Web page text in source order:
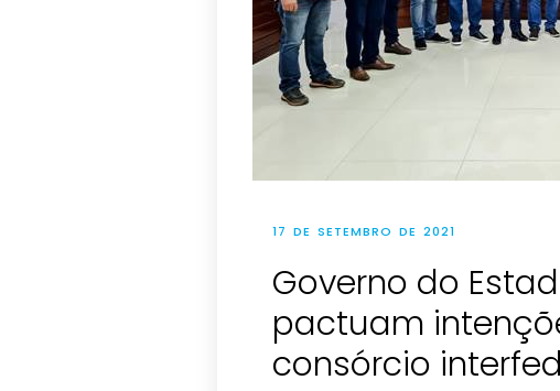
17 DE SETEMBRO DE 2021
Governo do
pactuam
consórcio